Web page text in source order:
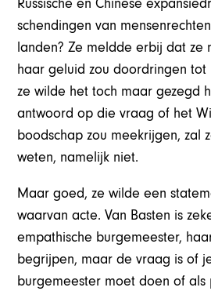
Russische en Chinese
schendingen van
landen? Ze meldde erbij dat ze
haar geluid zou doordringen tot
ze wilde het toch maar gezegd
antwoord op die vraag of het
boodschap zou meekrijgen, zal
weten, namelijk niet.
Maar goed, ze wilde een
waarvan acte. Van Basten is
empathische burgemeester,
begrijpen, maar de vraag is of
burgemeester moet doen of als